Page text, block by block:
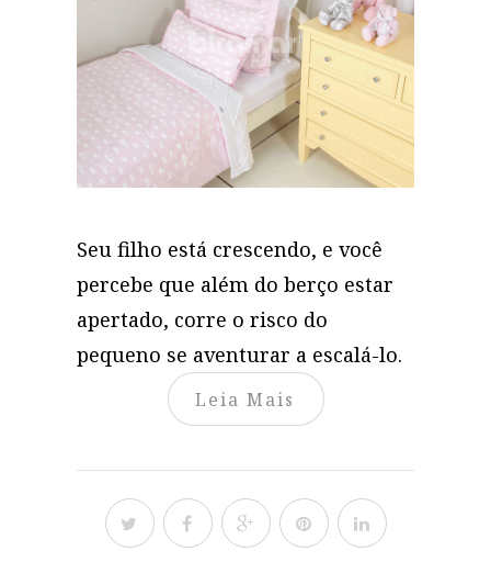
Seu filho está crescendo, e você
percebe que além do berço estar
apertado, corre o risco do
pequeno se aventurar a escalá-lo.
Leia Mais